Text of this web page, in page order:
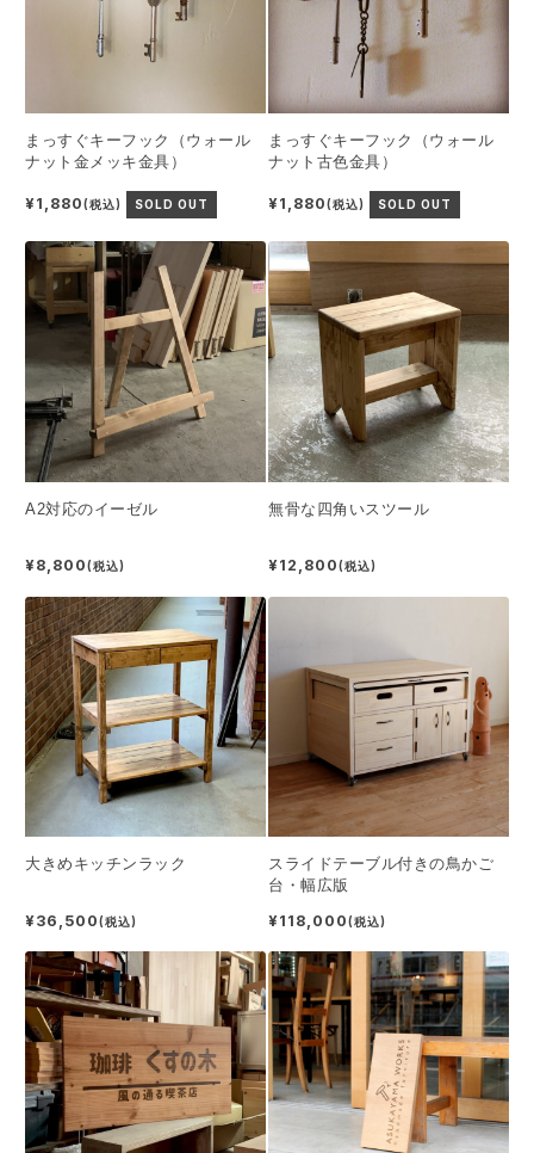
まっすぐキーフック（ウォール
ナット金メッキ金具）
¥1,880(税込) SOLD OUT
まっすぐキーフック（ウォール
ナット古色金具）
¥1,880(税込) SOLD OUT
A2対応のイーゼル
¥8,800(税込)
無骨な四角いスツール
¥12,800(税込)
大きめキッチンラック
¥36,500(税込)
スライドテーブル付きの鳥かご
台・幅広版
¥118,000(税込)